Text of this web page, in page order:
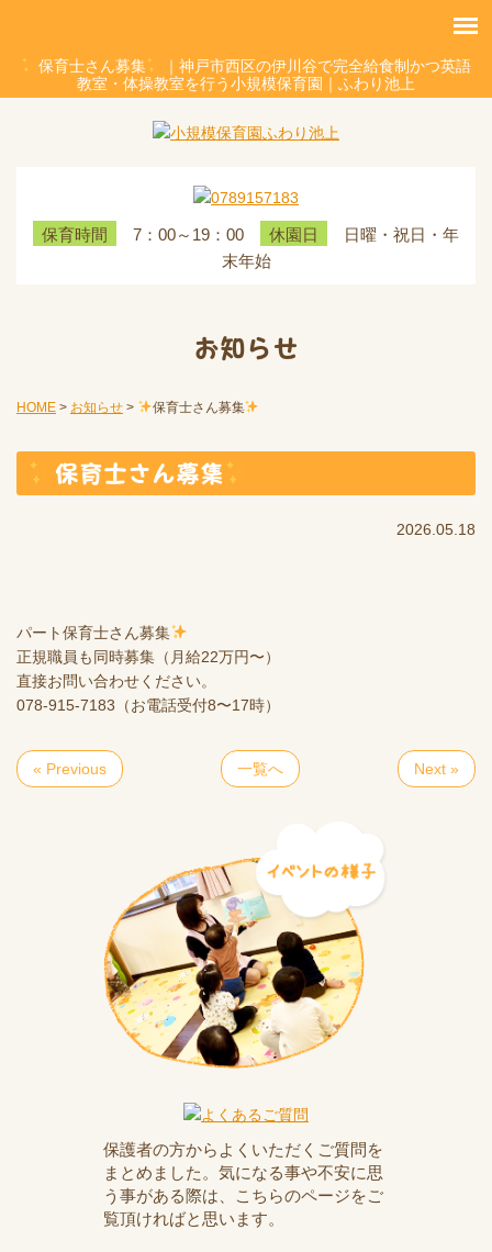
保育士さん募集
｜神戸市西区の伊川谷で完全給食制かつ英語
教室・体操教室を行う小規模保育園｜ふわり池上
保育時間 7：00～19：00 休園日
日曜・祝日・年
末年始
お知らせ
HOME > お知らせ > 保育士さん募集
保育士さん募集
2026.05.18
パート保育士さん募集
正規職員も同時募集（月給22万円〜）
直接お問い合わせください。
078-915-7183（お電話受付8〜17時）
« Previous 一覧へ Next »
保護者の方からよくいただくご質問を
まとめました。気になる事や不安に思
う事がある際は、こちらのページをご
覧頂ければと思います。